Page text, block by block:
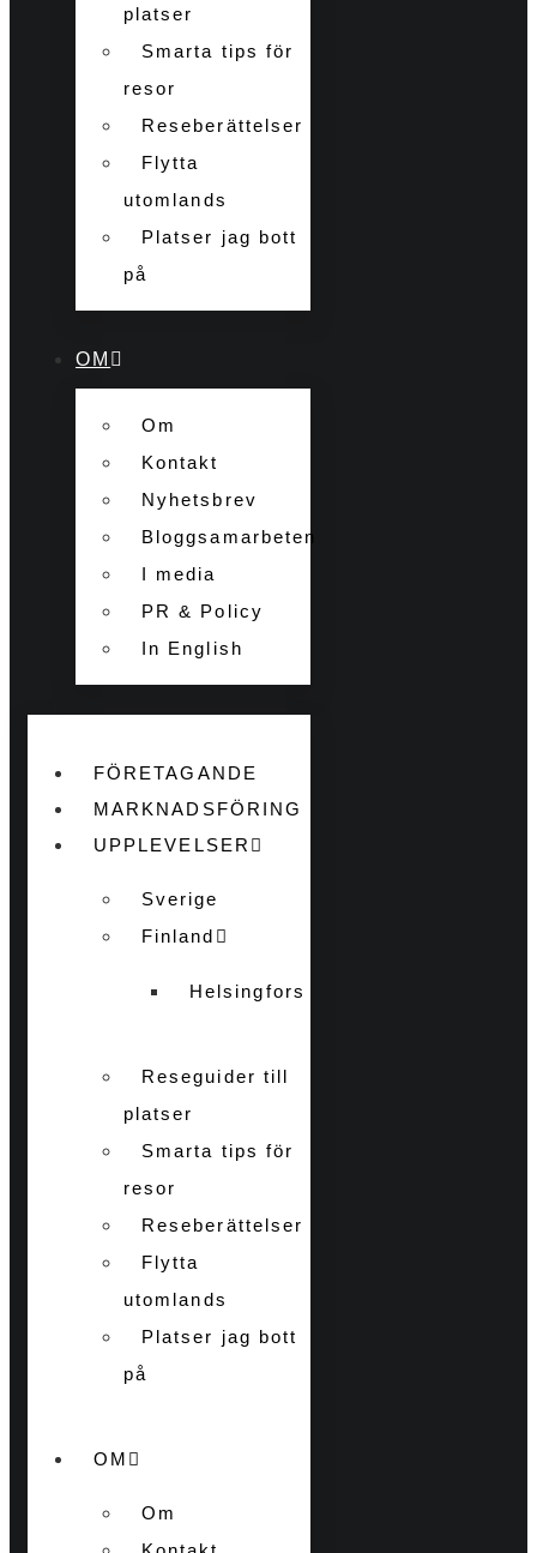
platser
Smarta tips för
resor
Reseberättelser
Flytta
utomlands
Platser jag bott
på
OM
Om
Kontakt
Nyhetsbrev
Bloggsamarbeten
I media
PR & Policy
In English
FÖRETAGANDE
MARKNADSFÖRING
UPPLEVELSER
Sverige
Finland
Helsingfors
Reseguider till
platser
Smarta tips för
resor
Reseberättelser
Flytta
utomlands
Platser jag bott
på
OM
Om